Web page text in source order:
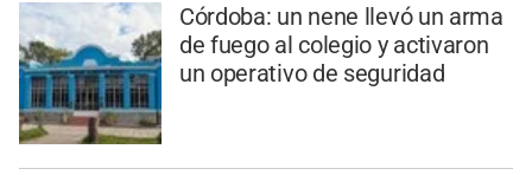
Córdoba: un nene llevó un arma
de fuego al colegio y activaron
un operativo de seguridad